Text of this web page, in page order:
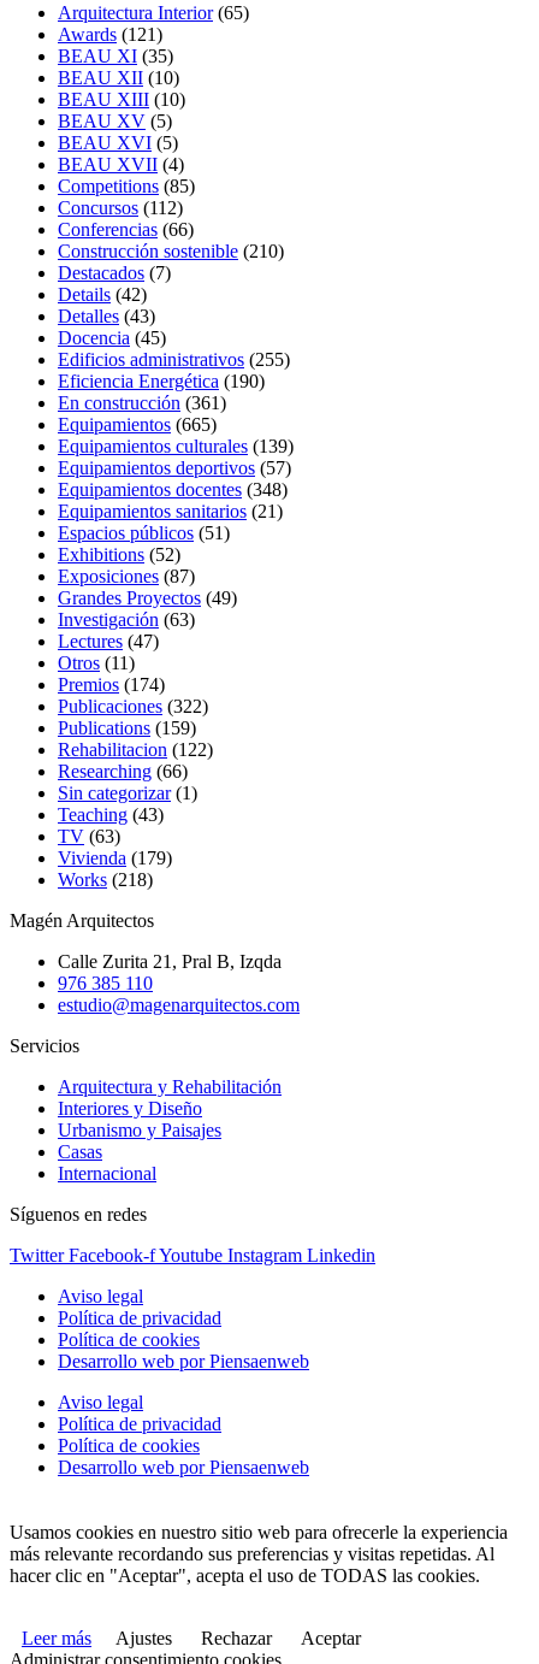
Arquitectura Interior(65)
Awards (121)
BEAU XI (35)
BEAU XII (10)
BEAU XIII (10)
BEAU XV (5)
BEAU XVI (5)
BEAU XVII (4)
Competitions (85)
Concursos (112)
Conferencias (66)
Construcción sostenible (210)
Destacados (7)
Details (42)
Detalles (43)
Docencia (45)
Edificios administrativos (255)
Eficiencia Energética (190)
En construcción (361)
Equipamientos (665)
Equipamientos culturales (139)
Equipamientos deportivos (57)
Equipamientos docentes (348)
Equipamientos sanitarios (21)
Espacios públicos (51)
Exhibitions (52)
Exposiciones (87)
Grandes Proyectos (49)
Investigación (63)
Lectures (47)
Otros (11)
Premios (174)
Publicaciones (322)
Publications (159)
Rehabilitacion (122)
Researching (66)
Sin categorizar(1)
Teaching (43)
TV (63)
Vivienda (179)
Works (218)
Magén Arquitectos
Calle Zurita 21, Pral B, Izqda
976 385 110
estudio@magenarquitectos.com
Servicios
Arquitectura y Rehabilitación
Interiores y Diseño
Urbanismo y Paisajes
Casas
Internacional
Síguenos en redes
Twitter Facebook-fYoutube Instagram Linkedin
Aviso legal
Política de privacidad
Política de cookies
Desarrollo web por Piensaenweb
Aviso legal
Política de privacidad
Política de cookies
Desarrollo web por Piensaenweb
Usamos cookies en nuestro sitio web para ofrecerle la experiencia
más relevante recordando sus preferencias y visitas repetidas. Al
hacer clic en "Aceptar", acepta el uso de TODAS las cookies.
Leer más Ajustes Rechazar
Aceptar
Administrar consentimiento cookies